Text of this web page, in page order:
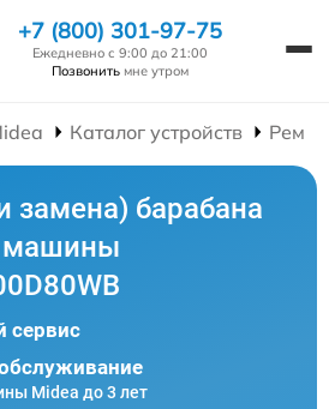
+7 (800) 301-97-75
Ежедневно с 9:00 до 21:00
Позвонить мне утром
Каталог устройств
замена) барабана
машины
сервис
Midea до 3 лет